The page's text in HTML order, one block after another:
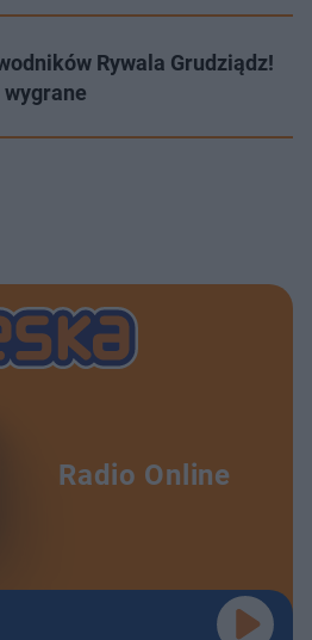
Rywala Grudziądz!
Radio Online